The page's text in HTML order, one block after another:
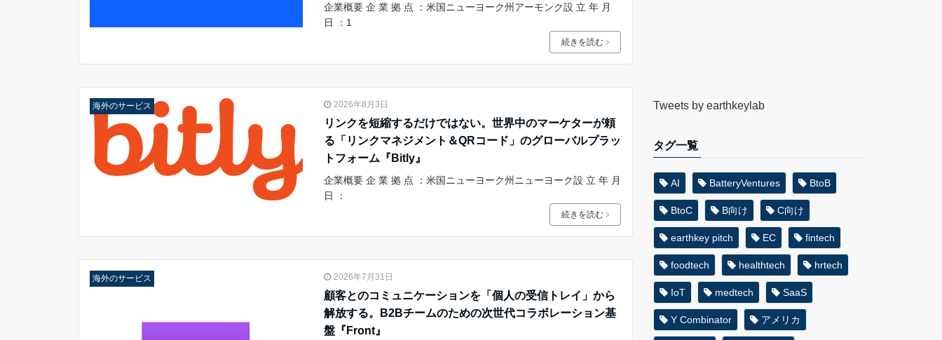
企業概要 企 業 拠 点 ：米国ニューヨーク州アーモンク設 立 年 月
日 ：1
続きを読む
海外のサービス 2026年8月3日
リンクを短縮するだけではない。世界中のマーケターが頼
る「リンクマネジメント＆QRコード」のグローバルプラッ
トフォーム『Bitly』
企業概要 企 業 拠 点 ：米国ニューヨーク州ニューヨーク設 立 年 月
日 ：
続きを読む
海外のサービス 2026年7月31日
顧客とのコミュニケーションを「個人の受信トレイ」から
解放する。B2Bチームのための次世代コラボレーション基
盤『Front』
Tweets by earthkeylab
タグ一覧
AI BatteryVentures BtoB
BtoC B向け C向け
earthkey pitch EC fintech
foodtech healthtech hrtech
IoT medtech SaaS
Y Combinator アメリカ